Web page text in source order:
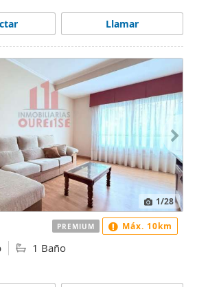
Llamar
1/28
1 Baño
PREMIUM Máx. 10km